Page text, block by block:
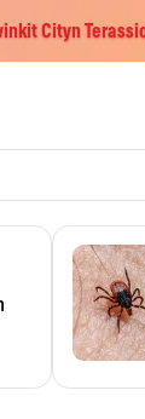
Cityn